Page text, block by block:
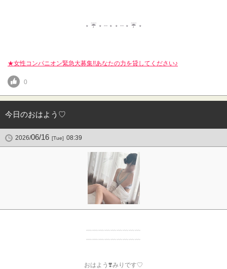
⋆ ☔️ ⋆ ┄ ⋆ ⋆ ┄ ⋆ ☔️ ⋆
★女性コンパニオン緊急大募集!!あなたの力を貸してください♪
0
今日のおはよう♡
2026/06/16 [Tue] 08:39
﹏﹏﹏﹏﹏﹏﹏﹏﹏
﹏﹏﹏﹏﹏﹏﹏﹏﹏
おはよう❣️みりです♡